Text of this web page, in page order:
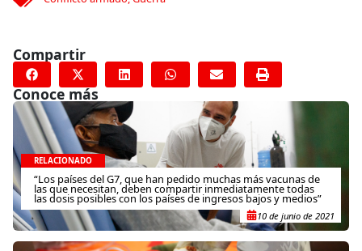
Compartir
Conoce más
RELACIONADO
“Los países del G7, que han pedido muchas más vacunas de
las que necesitan, deben compartir inmediatamente todas
las dosis posibles con los países de ingresos bajos y medios”
10 de junio de 2021